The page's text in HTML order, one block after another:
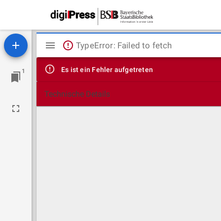
1
Mirador
Viewer
TypeError: Failed to fetch
Es ist ein Fehler aufgetreten
Technische Details